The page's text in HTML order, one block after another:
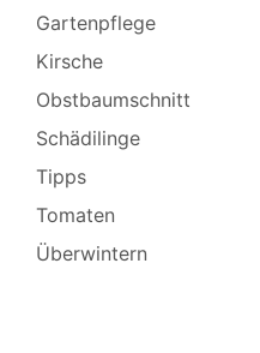
Gartenpflege
Kirsche
Obstbaumschnitt
Schädilinge
Tipps
Tomaten
Überwintern